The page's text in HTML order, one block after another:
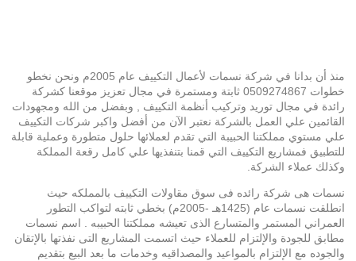
منذ أن بدانا في شركة نسمات لأعمال التكييف عام 2005م ونحن نخطو
خطوات 0509274867 ثابتة ومستمرة في مجال تعزيز موقعنا كشركة
رائدة في مجال توريد وتركيب أنظمة التكييف , وبفضل من الله ومجهودات
القائمين علي العمل بالشركة نعتبر الآن من أفضل واكبر شركات التكييف
علي مستوي مملكتنا الحبيبة التي تقدم لعملائها حلول متطورة وعملية قابلة
للتطبيق فمشاريع التكييف التي قمنا بتنفذيها علي كامل رقعة المملكة
وكذلك عملاء الشركة.
نسمات هى شركة رائده فى سوق مقاولات التكييف بالمملكه حيث
انطلقت نسمات عام (1425هـ -2005م) بخطي ثابته لتواكب التطور
العمراني المستمر والمتسارع الذى تعيشه مملكتنا الحبيبه . اسم نسمات
مطابق للجودة والإلتزام للعملاء حيث اتسمت المشاريع التى نفذتها بالإتقان
والجوده مع الإلتزام بالمواعيد والمصداقيه وخدمات ما بعد البيع بتقديم